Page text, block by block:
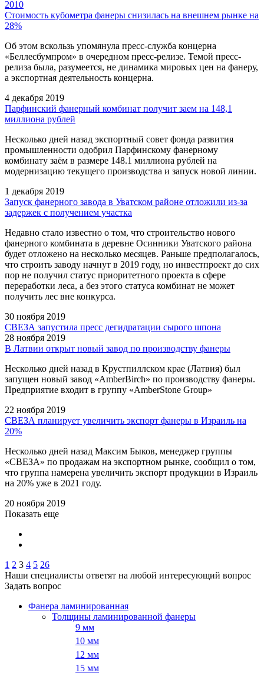
2010
Стоимость кубометра фанеры снизилась на внешнем рынке на
28%
Об этом вскользь упомянула пресс-служба концерна
«Беллесбумпром» в очередном пресс-релизе. Темой пресс-
релиза была, разумеется, не динамика мировых цен на фанеру,
а экспортная деятельность концерна.
4 декабря 2019
Парфинский фанерный комбинат получит заем на 148,1
миллиона рублей
Несколько дней назад экспортный совет фонда развития
промышленности одобрил Парфинскому фанерному
комбинату заём в размере 148.1 миллиона рублей на
модернизацию текущего производства и запуск новой линии.
1 декабря 2019
Запуск фанерного завода в Уватском районе отложили из-за
задержек с получением участка
Недавно стало известно о том, что строительство нового
фанерного комбината в деревне Осинники Уватского района
будет отложено на несколько месяцев. Раньше предполагалось,
что строить заводу начнут в 2019 году, но инвестпроект до сих
пор не получил статус приоритетного проекта в сфере
переработки леса, а без этого статуса комбинат не может
получить лес вне конкурса.
30 ноября 2019
СВЕЗА запустила пресс дегидратации сырого шпона
28 ноября 2019
В Латвии открыт новый завод по производству фанеры
Несколько дней назад в Крустпиллском крае (Латвия) был
запущен новый завод «AmberBirch» по производству фанеры.
Предприятие входит в группу «AmberStone Group»
22 ноября 2019
СВЕЗА планирует увеличить экспорт фанеры в Израиль на
20%
Несколько дней назад Максим Быков, менеджер группы
«СВЕЗА» по продажам на экспортном рынке, сообщил о том,
что группа намерена увеличить экспорт продукции в Израиль
на 20% уже в 2021 году.
20 ноября 2019
Показать еще
1 2 3 4 5 26
Наши специалисты ответят на любой интересующий вопрос
Задать вопрос
Фанера ламинированная
Толщины ламинированной фанеры
9 мм
10 мм
12 мм
15 мм